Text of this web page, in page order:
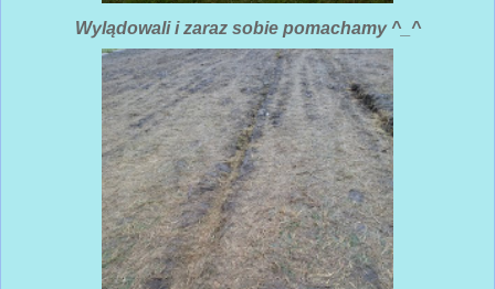
Wylądowali i zaraz sobie pomachamy ^_^